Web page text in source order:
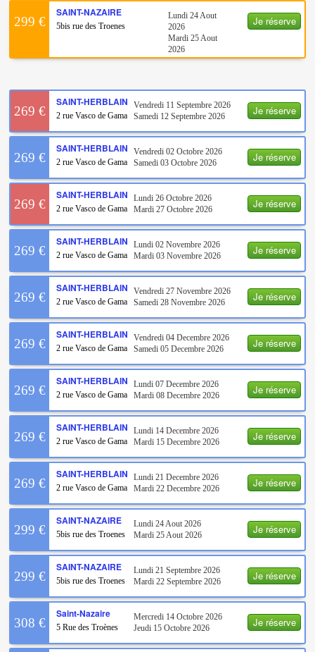
Je réserve
299 €
SAINT-NAZAIRE
5bis rue des Troenes
Lundi 24 Aout
2026
Mardi 25 Aout
2026
Je réserve
269 €
SAINT-HERBLAIN
2 rue Vasco de Gama
Vendredi 11 Septembre 2026
Samedi 12 Septembre 2026
Je réserve
269 €
SAINT-HERBLAIN
2 rue Vasco de Gama
Vendredi 02 Octobre 2026
Samedi 03 Octobre 2026
Je réserve
269 €
SAINT-HERBLAIN
2 rue Vasco de Gama
Lundi 26 Octobre 2026
Mardi 27 Octobre 2026
Je réserve
269 €
SAINT-HERBLAIN
2 rue Vasco de Gama
Lundi 02 Novembre 2026
Mardi 03 Novembre 2026
Je réserve
269 €
SAINT-HERBLAIN
2 rue Vasco de Gama
Vendredi 27 Novembre 2026
Samedi 28 Novembre 2026
Je réserve
269 €
SAINT-HERBLAIN
2 rue Vasco de Gama
Vendredi 04 Decembre 2026
Samedi 05 Decembre 2026
Je réserve
269 €
SAINT-HERBLAIN
2 rue Vasco de Gama
Lundi 07 Decembre 2026
Mardi 08 Decembre 2026
Je réserve
269 €
SAINT-HERBLAIN
2 rue Vasco de Gama
Lundi 14 Decembre 2026
Mardi 15 Decembre 2026
Je réserve
269 €
SAINT-HERBLAIN
2 rue Vasco de Gama
Lundi 21 Decembre 2026
Mardi 22 Decembre 2026
Je réserve
299 €
SAINT-NAZAIRE
5bis rue des Troenes
Lundi 24 Aout 2026
Mardi 25 Aout 2026
Je réserve
299 €
SAINT-NAZAIRE
5bis rue des Troenes
Lundi 21 Septembre 2026
Mardi 22 Septembre 2026
Je réserve
308 €
Saint-Nazaire
5 Rue des Troènes
Mercredi 14 Octobre 2026
Jeudi 15 Octobre 2026